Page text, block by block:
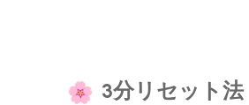
3分リセット法